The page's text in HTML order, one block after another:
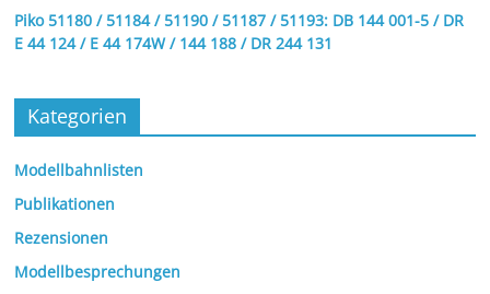
Piko 51180 / 51184 / 51190 / 51187 / 51193: DB 144 001-5 / DR
E 44 124 / E 44 174W / 144 188 / DR 244 131
Kategorien
Modellbahnlisten
Publikationen
Rezensionen
Modellbesprechungen